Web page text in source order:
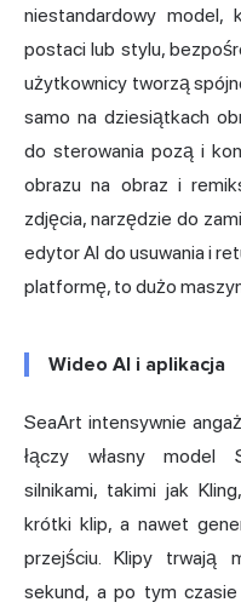
niestandardowy model,
postaci lub stylu,
użytkownicy tworzą
samo na dziesiątkach
do sterowania pozą i
obrazu na obraz i
zdjęcia, narzędzie do
edytor AI do usuwania i
platformę, to dużo
Wideo AI i aplikacja
SeaArt intensywnie
łączy własny model
silnikami, takimi jak
krótki klip, a nawet
przejściu. Klipy trwają
sekund, a po tym